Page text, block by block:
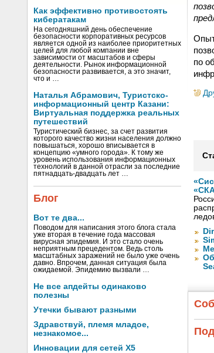
Как эффективно противостоять
кибератакам
На сегодняшний день обеспечение
безопасности корпоративных ресурсов
является одной из наиболее приоритетных
целей для любой компании вне
зависимости от масштабов и сферы
деятельности. Рынок информационной
безопасности развивается, а это значит,
что и …
Наталья Абрамович, Туристско-
информационный центр Казани:
Виртуальная поддержка реальных
путешествий
Туристический бизнес, за счет развития
которого качество жизни населения должно
повышаться, хорошо вписывается в
концепцию «умного города». К тому же
уровень использования информационных
технологий в данной отрасли за последние
пятнадцать-двадцать лет …
Блог
Вот те два...
Поводом для написания этого блога стала
уже вторая в течение года массовая
вирусная эпидемия. И это стало очень
неприятным прецедентом. Ведь столь
масштабных заражений не было уже очень
давно. Впрочем, данная ситуация была
ожидаемой. Эпидемию вызвали …
Не все апдейты одинаково
полезны
Утечки бывают разными
Здравствуй, племя младое,
незнакомое...
Инновации для сетей X5
по